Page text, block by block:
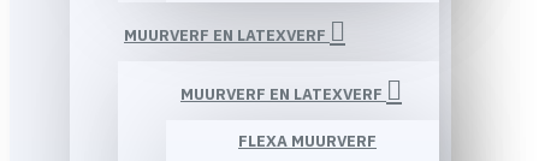
MUURVERF EN LATEXVERF
MUURVERF EN LATEXVERF
FLEXA MUURVERF